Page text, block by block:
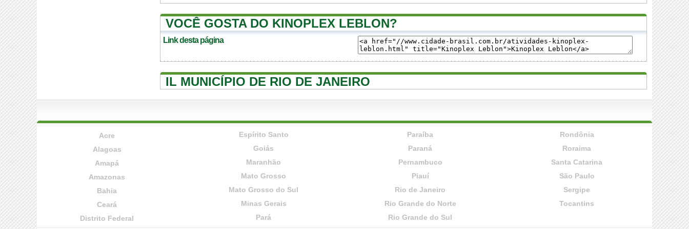
VOCÊ GOSTA DO KINOPLEX LEBLON?
Link desta página
IL MUNICÍPIO DE RIO DE JANEIRO
Acre
Alagoas
Amapá
Amazonas
Bahia
Ceará
Distrito Federal
Espírito Santo
Goiás
Maranhão
Mato Grosso
Mato Grosso do Sul
Minas Gerais
Pará
Paraíba
Paraná
Pernambuco
Piauí
Rio de Janeiro
Rio Grande do Norte
Rio Grande do Sul
Rondônia
Roraima
Santa Catarina
São Paulo
Sergipe
Tocantins